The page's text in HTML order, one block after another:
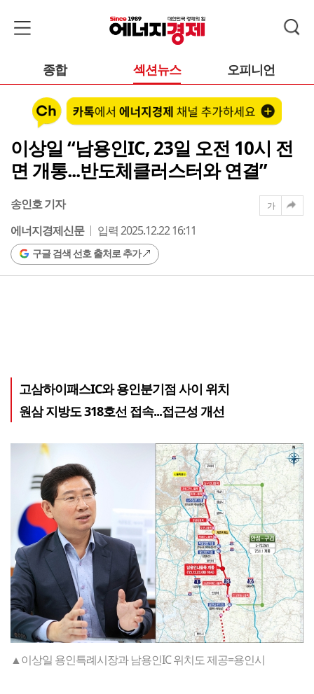
종합 섹션뉴스 오피니언
이상일 “남용인IC, 23일 오전 10시 전
면 개통...반도체클러스터와 연결”
송인호 기자
에너지경제신문
입력 2025.12.22 16:11
구글 검색 선호 출처로 추가
가
고삼하이패스IC와 용인분기점 사이 위치
원삼 지방도 318호선 접속...접근성 개선
▲이상일 용인특례시장과 남용인IC 위치도 제공=용인시